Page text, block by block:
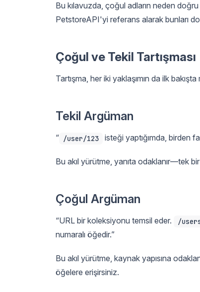
Bu kılavuzda, çoğul adların neden
PetstoreAPI'yi referans alarak bunları
Çoğul ve Tekil Tartışması
Tartışma, her iki yaklaşımın da ilk
Tekil Argüman
“ /user/123 isteği yaptığımda, birden
Bu akıl yürütme, yanıta odaklanır—tek
Çoğul Argüman
“URL bir koleksiyonu temsil eder. /
numaralı öğedir.”
Bu akıl yürütme, kaynak yapısına
öğelere erişirsiniz.